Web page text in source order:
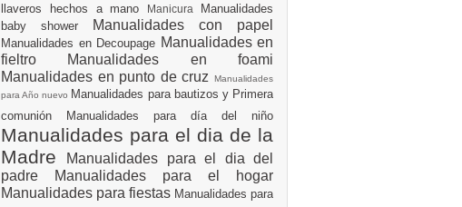
llaveros hechos a mano Manicura Manualidades
baby shower
Manualidades con papel
Manualidades en Decoupage Manualidades en
fieltro Manualidades en foami
Manualidades en punto de cruz
Manualidades
para Año nuevo Manualidades para bautizos y Primera
comunión Manualidades para día del niño
Manualidades para el dia de la
Madre
Manualidades para el dia del
padre
Manualidades para el hogar
Manualidades para fiestas Manualidades para